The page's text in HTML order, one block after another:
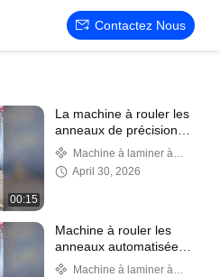
Contactez Nous
00:15
La machine à rouler les
anneaux de précision
résout les défauts
Machine à laminer à
l'anneau vertical
April 30, 2026
Machine à rouler les
anneaux automatisée
D51KMachine à laminer à